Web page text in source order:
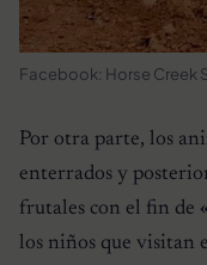
Facebook: Horse Creek
Por otra parte, los
enterrados y
frutales con el fin de
los niños que visitan